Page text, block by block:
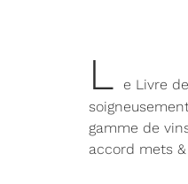
L
e Livre
gamme de
accord mets